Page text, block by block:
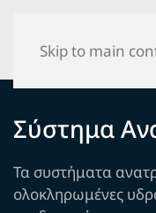
Skip to main
Σύστημα
Τα συστήματα
ολοκληρωμένες